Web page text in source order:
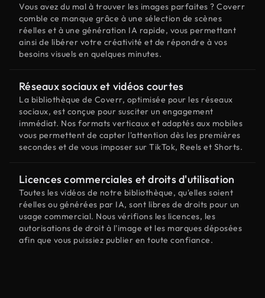
Vous avez du mal à trouver les images parfaites ? Coverr
comble ce manque grâce à une sélection de scènes
réelles et à une génération IA rapide, vous permettant
ainsi de libérer votre créativité et de répondre à vos
besoins visuels en quelques minutes.
Réseaux sociaux et vidéos courtes
La bibliothèque de Coverr, optimisée pour les réseaux
sociaux, est conçue pour susciter un engagement
immédiat. Nos formats verticaux et adaptés aux mobiles
vous permettent de capter l'attention dès les premières
secondes et de vous imposer sur TikTok, Reels et Shorts.
Licences commerciales et droits d'utilisation
Toutes les vidéos de notre bibliothèque, qu'elles soient
réelles ou générées par IA, sont libres de droits pour un
usage commercial. Nous vérifions les licences, les
autorisations de droit à l'image et les marques déposées
afin que vous puissiez publier en toute confiance.